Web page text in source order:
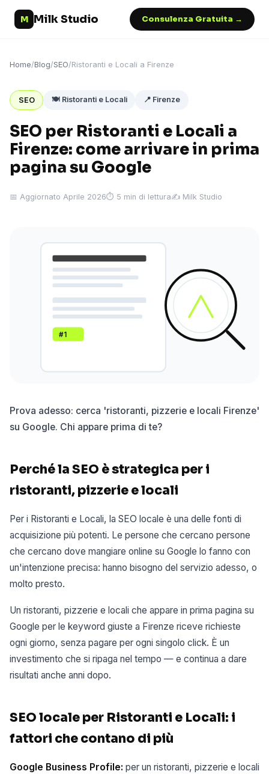
M Milk Studio Consulenza Gratuita →
Home/Blog/SEO/Ristoranti e Locali a Firenze
SEO 🍽️ Ristoranti e Locali 📍 Firenze
SEO per Ristoranti e Locali a
Firenze: come arrivare in prima
pagina su Google
📅 Aggiornato Aprile 2026⏱ 5 min di lettura✍️ Milk Studio
#1
Prova adesso: cerca 'ristoranti, pizzerie e locali Firenze'
su Google. Chi appare prima di te?
Perché la SEO è strategica per i
ristoranti, pizzerie e locali
Per i Ristoranti e Locali, la SEO locale è una delle fonti di
acquisizione più potenti. Le persone che cercano persone
che cercano dove mangiare online su Google lo fanno con
un'intenzione precisa: hanno bisogno del servizio adesso, o
molto presto.
Un ristoranti, pizzerie e locali che appare in prima pagina su
Google per le keyword giuste a Firenze riceve richieste
ogni giorno, senza pagare per ogni singolo click. È un
investimento che si ripaga nel tempo — e continua a dare
risultati anche anni dopo.
SEO locale per Ristoranti e Locali: i
fattori che contano di più
Google Business Profile: per un ristoranti, pizzerie e locali